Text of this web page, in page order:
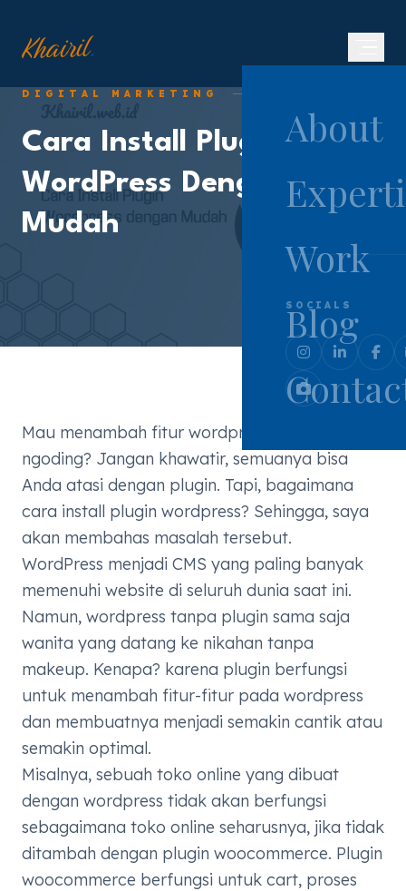
Khairil.
About
Work
Blog
SOCIALS
DIGITAL MARKETING
Cara Install Plugin
WordPress Dengan
Mudah
Mau menambah fitur wordpress tapi gak bisa
ngoding? Jangan khawatir, semuanya bisa
Anda atasi dengan plugin. Tapi, bagaimana
cara install plugin wordpress? Sehingga, saya
akan membahas masalah tersebut.
WordPress menjadi CMS yang paling banyak
memenuhi website di seluruh dunia saat ini.
Namun, wordpress tanpa plugin sama saja
wanita yang datang ke nikahan tanpa
makeup. Kenapa? karena plugin berfungsi
untuk menambah fitur-fitur pada wordpress
dan membuatnya menjadi semakin cantik atau
semakin optimal.
Misalnya, sebuah toko online yang dibuat
dengan wordpress tidak akan berfungsi
sebagaimana toko online seharusnya, jika tidak
ditambah dengan plugin woocommerce. Plugin
woocommerce berfungsi untuk cart, proses